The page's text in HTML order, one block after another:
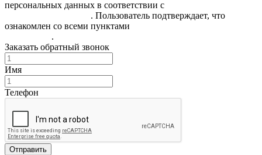
персональных данных в соответствии с
. Пользователь подтверждает, что
ознакомлен со всеми пунктами
.
Заказать обратный звонок
Имя
Телефон
Отправить